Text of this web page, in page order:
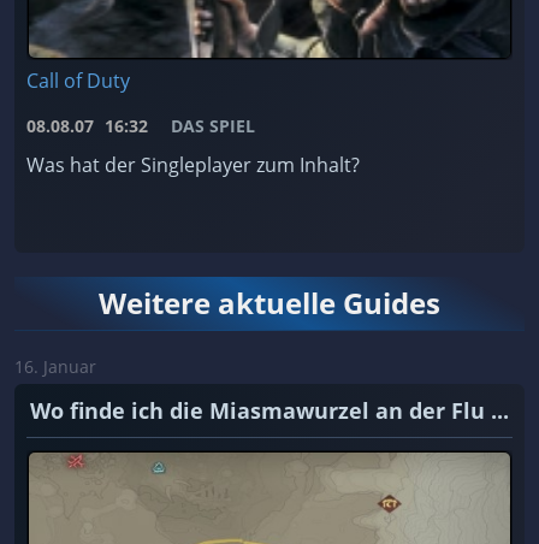
Call of Duty
08.08.07 16:32 DAS SPIEL
Was hat der Singleplayer zum Inhalt?
Weitere aktuelle Guides
16. Januar
Wo finde ich die Miasmawurzel an der Flu ...